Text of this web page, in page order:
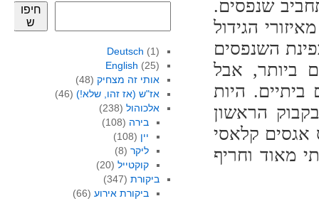
שנפסים.
הגידול
השנפסים
ביותר, אבל
היות
הראשון
אגסים קלאסי
מאוד וחריף
חיפו
ש
Deutsch (1)
English (25)
אותי זה מצחיק(48)
אז"ש (אז זהו, שלא!)(46)
אלכוהול(238)
בירה (108)
יין (108)
ליקר (8)
קוקטייל (20)
ביקורת(347)
ביקורת אירוע (66)